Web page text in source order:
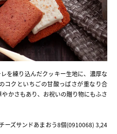
を練り込んだクッキー生地に、濃厚な
コクといちごの甘酸っぱさが重なり合
かさもあり、お祝いの贈り物にもふさ
ーズサンドあまおう8個(0910068) 3,24